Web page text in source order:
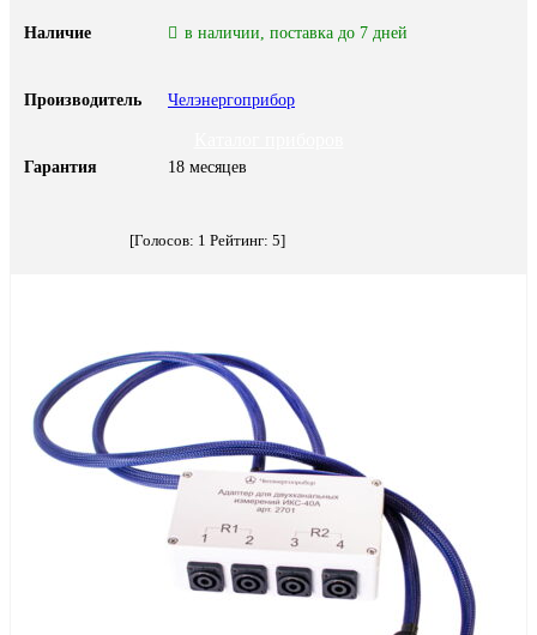
Наличие в наличии, поставка до 7 дней
Производитель Челэнергоприбор
Гарантия 18 месяцев
[Голосов: 1 Рейтинг: 5]